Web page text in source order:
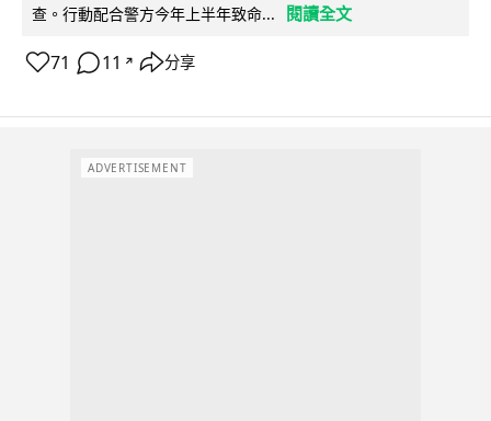
查。行動配合警方今年上半年致命...
閱讀全文
71 11 ↗ 分享
ADVERTISEMENT